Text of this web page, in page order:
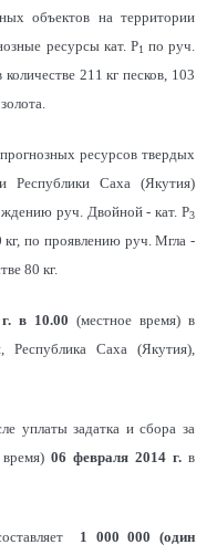
объектов на территории
ресурсы кат. Р1 по руч.
211 кг песков, 103
ресурсов твердых
Республики Саха (Якутия)
руч. Двойной - кат. Р3
кг, по проявлению руч. Мгла -
80 кг.
в 10.00 (местное время) в
Республика Саха (Якутия),
уплаты задатка и сбора за
06 февраля 2014 г.в
1 000 000 (один